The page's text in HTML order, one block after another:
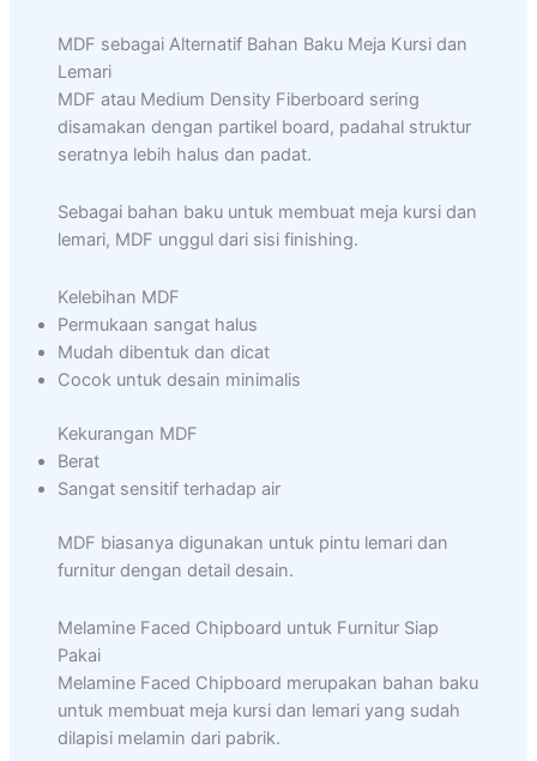
MDF sebagai Alternatif Bahan Baku Meja Kursi dan
Lemari
MDF atau Medium Density Fiberboard sering
disamakan dengan partikel board, padahal struktur
seratnya lebih halus dan padat.
Sebagai bahan baku untuk membuat meja kursi dan
lemari, MDF unggul dari sisi finishing.
Kelebihan MDF
Permukaan sangat halus
Mudah dibentuk dan dicat
Cocok untuk desain minimalis
Kekurangan MDF
Berat
Sangat sensitif terhadap air
MDF biasanya digunakan untuk pintu lemari dan
furnitur dengan detail desain.
Melamine Faced Chipboard untuk Furnitur Siap
Pakai
Melamine Faced Chipboard merupakan bahan baku
untuk membuat meja kursi dan lemari yang sudah
dilapisi melamin dari pabrik.